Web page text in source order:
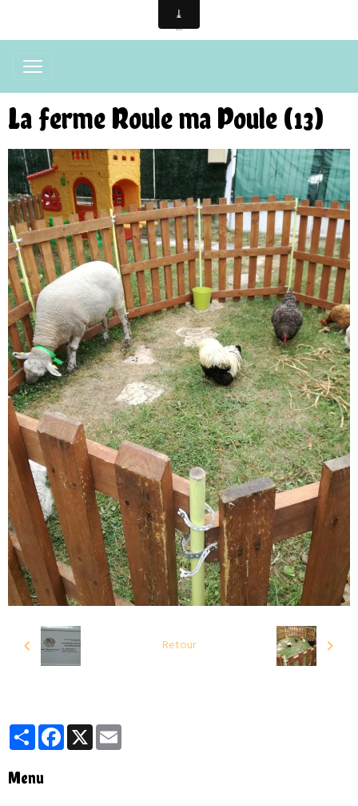
La ferme Roule ma Poule (13)
Retour
PartagerFacebook
X
Menu